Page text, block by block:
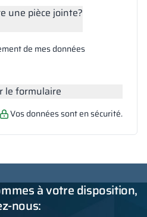
une pièce jointe?
de mes données
le formulaire
Vos données sont en sécurité.
à votre disposition,
nous: